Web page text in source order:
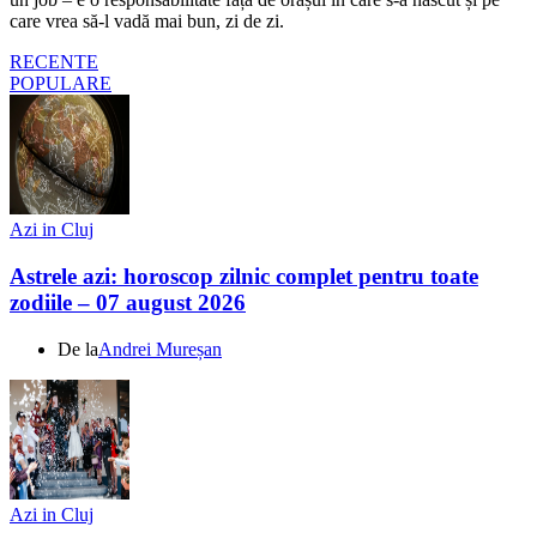
care vrea să-l vadă mai bun, zi de zi.
RECENTE
POPULARE
Azi in Cluj
Astrele azi: horoscop zilnic complet pentru toate
zodiile – 07 august 2026
De laAndrei Mureșan
Azi in Cluj